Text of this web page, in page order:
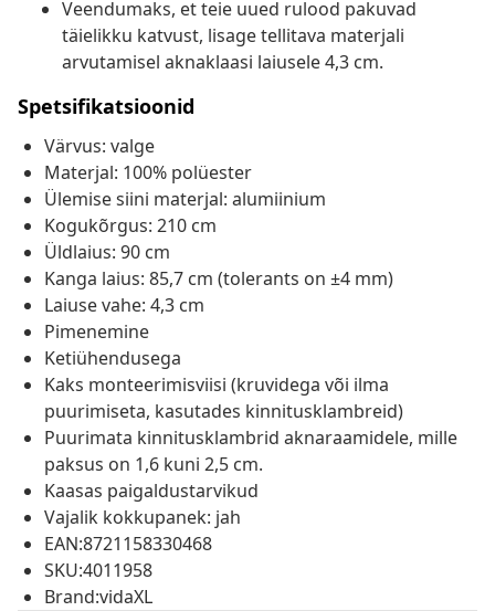
Veendumaks, et teie uued rulood pakuvad
täielikku katvust, lisage tellitava materjali
arvutamisel aknaklaasi laiusele 4,3 cm.
Spetsifikatsioonid
Värvus: valge
Materjal: 100% polüester
Ülemise siini materjal: alumiinium
Kogukõrgus: 210 cm
Üldlaius: 90 cm
Kanga laius: 85,7 cm (tolerants on ±4 mm)
Laiuse vahe: 4,3 cm
Pimenemine
Ketiühendusega
Kaks monteerimisviisi (kruvidega või ilma
puurimiseta, kasutades kinnitusklambreid)
Puurimata kinnitusklambrid aknaraamidele, mille
paksus on 1,6 kuni 2,5 cm.
Kaasas paigaldustarvikud
Vajalik kokkupanek: jah
EAN:8721158330468
SKU:4011958
Brand:vidaXL